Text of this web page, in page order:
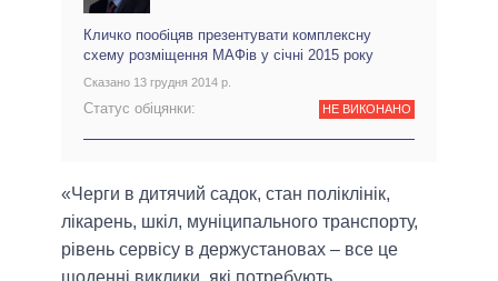
Кличко пообіцяв презентувати комплексну
схему розміщення МАФів у січні 2015 року
Сказано 13 грудня 2014 р.
Статус обіцянки: НЕ ВИКОНАНО
«Черги в дитячий садок, стан поліклінік,
лікарень, шкіл, муніципального транспорту,
рівень сервісу в держустановах – все це
щоденні виклики, які потребують